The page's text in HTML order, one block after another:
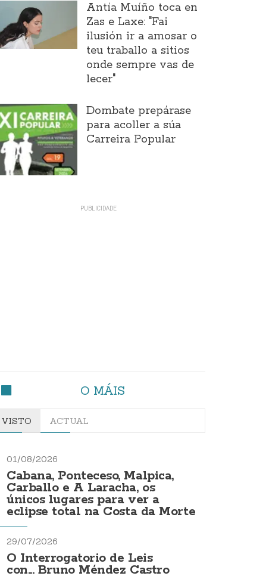
Antía Muíño toca en
Zas e Laxe: "Fai
ilusión ir a amosar o
teu traballo a sitios
onde sempre vas de
lecer"
Dombate prepárase
para acoller a súa
Carreira Popular
O MÁIS
VISTO ACTUAL
01/08/2026
Cabana, Ponteceso, Malpica,
Carballo e A Laracha, os
únicos lugares para ver a
eclipse total na Costa da Morte
29/07/2026
O Interrogatorio de Leis
con... Bruno Méndez Castro